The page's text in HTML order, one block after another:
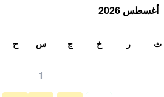
أغسطس 2026
ث ر خ ج س
1
ح